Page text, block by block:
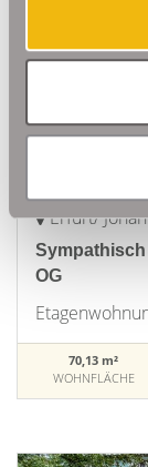
Erfurt/
OG
70,13 m²
WOHNFLÄCHE